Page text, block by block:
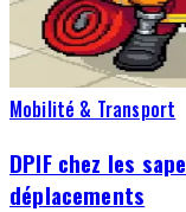
Mobilité & Transport
DPIF chez les
déplacements